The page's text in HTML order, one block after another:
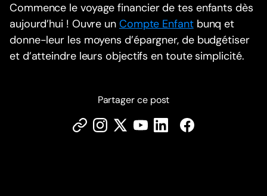
Commence le voyage financier de tes enfants dès
aujourd’hui ! Ouvre un Compte Enfantbunq et
donne-leur les moyens d’épargner, de budgétiser
et d’atteindre leurs objectifs en toute simplicité.
Partager ce post